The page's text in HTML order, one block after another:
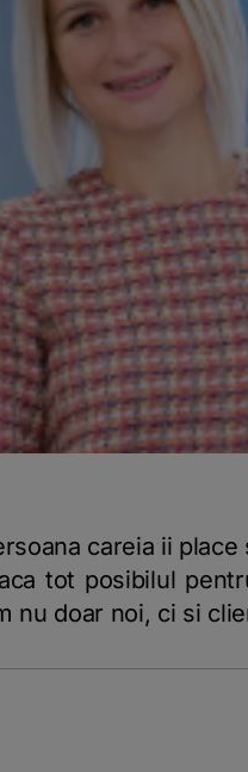
careia ii
tot posibilul
nu doar noi, ci si